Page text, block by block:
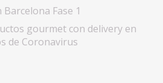
Fase 1
gourmet con delivery en
de Coronavirus